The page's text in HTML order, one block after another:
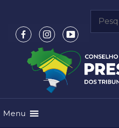
conteúdo
por:
Menu